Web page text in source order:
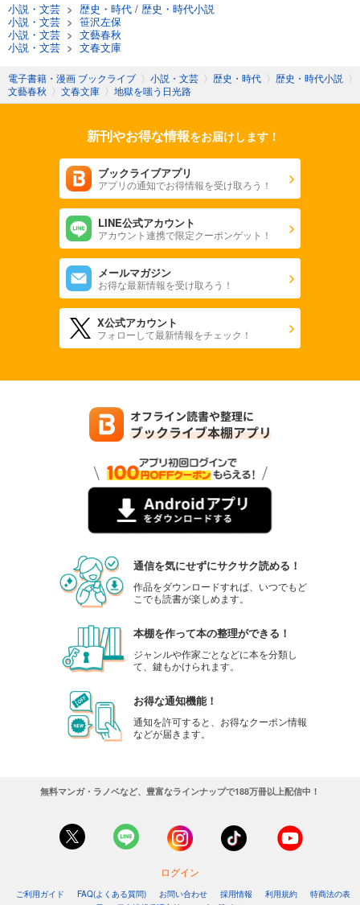
小説・文芸 > 歴史・時代 / 歴史・時代小説
小説・文芸 > 笹沢左保
小説・文芸 > 文藝春秋
小説・文芸 > 文春文庫
電子書籍・漫画 ブックライブ 〉 小説・文芸 〉 歴史・時代 〉 歴史・時代小説 〉
文藝春秋 〉 文春文庫 〉 地獄を嗤う日光路
新刊やお得な情報をお届けします！
ブックライブアプリ
アプリの通知でお得情報を受け取ろう！
LINE公式アカウント
アカウント連携で限定クーポンゲット！
メールマガジン
お得な最新情報を受け取ろう！
X公式アカウント
フォローして最新情報をチェック！
通信を気にせずにサクサク読める！
作品をダウンロードすれば、いつでもど
こでも読書が楽しめます。
本棚を作って本の整理ができる！
ジャンルや作家ごとなどに本を分類し
て、鍵もかけられます。
お得な通知機能！
通知を許可すると、お得なクーポン情報
などが届きます。
無料マンガ・ラノベなど、豊富なラインナップで188万冊以上配信中！
ログイン
ご利用ガイド FAQ(よくある質問) お問い合わせ 採用情報 利用規約
特商法の表